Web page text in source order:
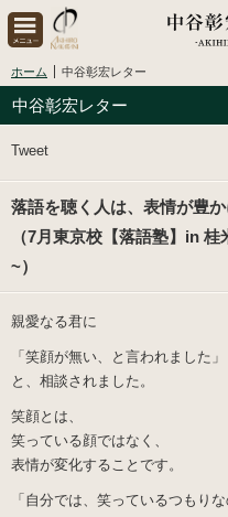
ホーム 中谷彰宏レター
中谷彰宏レター
Tweet
落語を聴く人は、表情が豊か
（7月東京校【落語塾】in
~）
親愛なる君に
「笑顔が無い、と言われました」
と、相談されました。
笑顔とは、
笑っている顔ではなく、
表情が変化することです。
「自分では、笑っているつもりな